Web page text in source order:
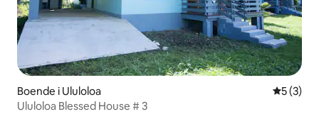
Boende i Ululoloa 5 av 5 i
5 (3)
Ululoloa Blessed House # 3